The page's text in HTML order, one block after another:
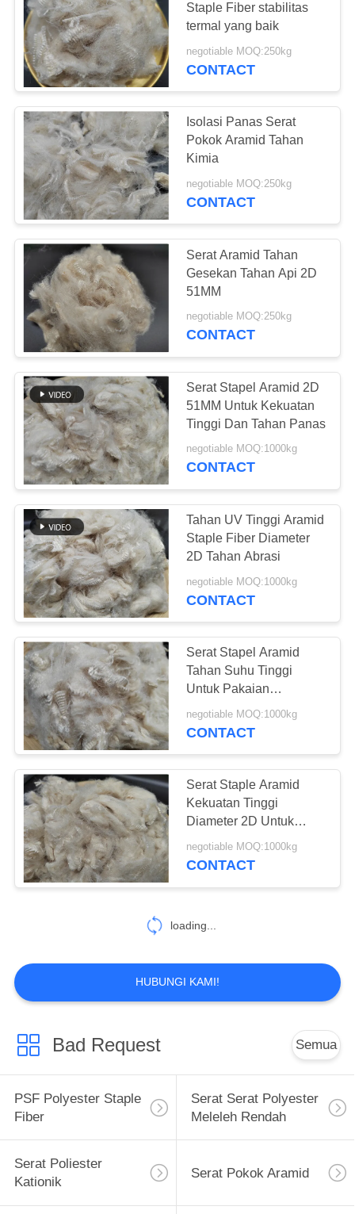
KASUS
SITEMAP
PRIVACY
POLICY
Serat Pokok Aramid
Serat
Polyphenylene
Sulfide
Serat Asam
Polylactic
13
Serat Pokok
Viscose
Serat Polyester
terkonjugasi
terkonjugasi
berongga
Polypropylene
34
Serat Pokok
Polypropylene
22
Staple Fiber stabilitas
termal yang baik
negotiable MOQ:250kg
CONTACT
Isolasi Panas Serat
Pokok Aramid Tahan
Kimia
negotiable MOQ:250kg
CONTACT
Serat Aramid Tahan
Gesekan Tahan Api 2D
51MM
negotiable MOQ:250kg
CONTACT
Serat Stapel Aramid 2D
51MM Untuk Kekuatan
Tinggi Dan Tahan Panas
negotiable MOQ:1000kg
CONTACT
Tahan UV Tinggi Aramid
Staple Fiber Diameter
2D Tahan Abrasi
negotiable MOQ:1000kg
CONTACT
Serat Stapel Aramid
Tahan Suhu Tinggi
Untuk Pakaian
Perlindungan
negotiable MOQ:1000kg
CONTACT
Serat Staple Aramid
Kekuatan Tinggi
Diameter 2D Untuk
Filtrasi Udara
negotiable MOQ:1000kg
CONTACT
loading...
HUBUNGI KAMI!
Bad Request Semua
PSF Polyester Staple
Fiber
Serat Serat Polyester
Meleleh Rendah
Serat Poliester
Kationik
Serat Pokok Aramid